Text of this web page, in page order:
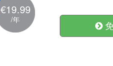
€19.99
/年